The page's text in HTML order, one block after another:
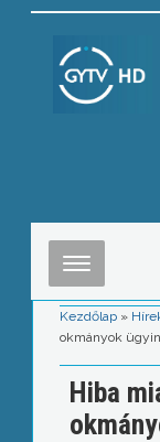
Kezdőlap »
okmányok
Hiba